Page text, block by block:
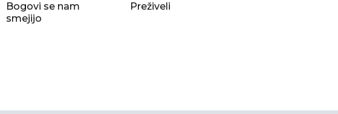
Bogovi se nam
smejijo
Preživeli